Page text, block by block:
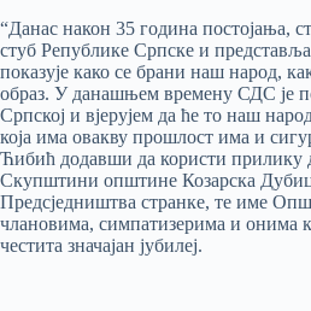
“Данас након 35 година постојања,
стуб Републике Српске и представља
показује како се брани наш народ,
образ. У данашњем времену СДС је
Српској и вјерујем да ће то наш
која има овакву прошлост има и
Ћибић додавши да користи прилику
Скупштини општине Козарска
Предсједништва странке, те име
члановима, симпатизерима и онима
честита значајан јубилеј.